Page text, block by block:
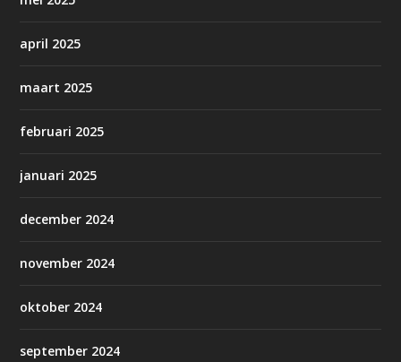
april 2025
maart 2025
februari 2025
januari 2025
december 2024
november 2024
oktober 2024
september 2024